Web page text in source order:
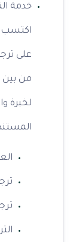
خدمة
اكتسب
على
من بين
لخبرة